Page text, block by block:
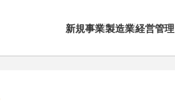
新規事業製造業経営管理